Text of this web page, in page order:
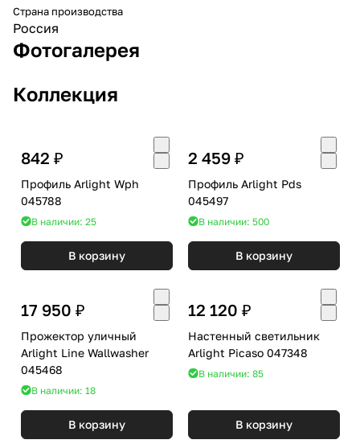
Страна производства
Россия
Фотогалерея
Коллекция
842 ₽
Профиль Arlight Wph
045788
В наличии: 25
В корзину
2 459 ₽
Профиль Arlight Pds
045497
В наличии: 500
В корзину
17 950 ₽
Прожектор уличный
Arlight Line Wallwasher
045468
В наличии: 18
В корзину
12 120 ₽
Настенный светильник
Arlight Picaso 047348
В наличии: 85
В корзину